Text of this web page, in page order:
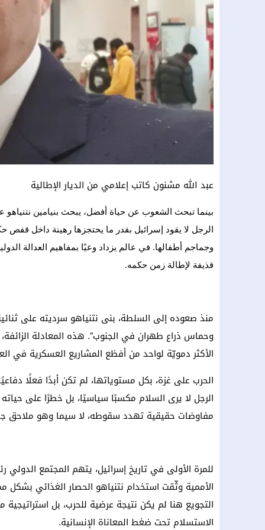
عبد الله مشنون كاتب إعلامي من الديار الإطالية
الرجل لا يقود إسرائيل بقدر ما يحتجزها رهينة داخل
وجماجم أطفالها. في عالم يزداد وعيًا بمفاهيم العدالة
قذيفة لإطالة زمن حكمه.
منذ صعوده إلى السلطة، بنى نتنياهو سرديته على
وحماس ذراع طهران في الجنوب”. هذه المعادلة
الأكثر دمويّة لواحد من أفظع المشاريع العسكرية في
الحرب على غزة، بكل مستوياتها، لم تكن أبدًا فعلًا
الرجل لا يرى السلام مكسبًا سياسيًا، بل خطرًا على
مفاوضات حقيقية تهدد سقوطه، لا سيما وهو ملاحق
للمرة الأولى في تاريخ إسرائيل، يتهم المجتمع
الأممية وثّقت استخدام نتنياهو الحصار الغذائي بشكل
التجويع هنا لم يكن نتيجة عرضية للحرب، بل
الاستسلام تحت ضغط المعاناة الإنسانية.